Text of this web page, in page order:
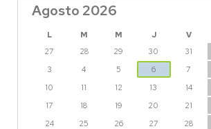
Agosto 2026
L M M J V
27
28 29 30 31
3
4 5 6 7
10
11 12 13 14
17
18 19 20 21
24
25 26 27 28